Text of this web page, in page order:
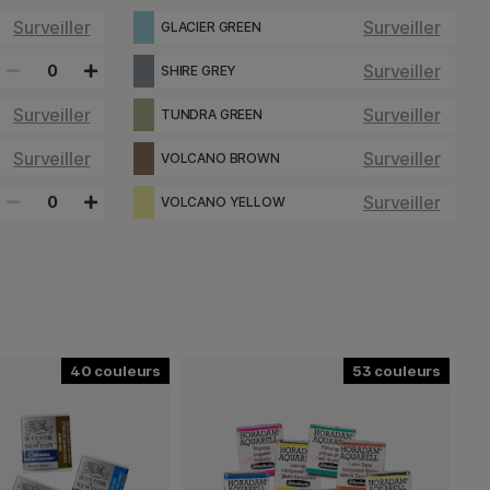
Surveiller GLACIER GREEN Surveiller
0 SHIRE GREY Surveiller
Surveiller TUNDRA GREEN Surveiller
Surveiller VOLCANO BROWN Surveiller
0 VOLCANO YELLOW Surveiller
40 53